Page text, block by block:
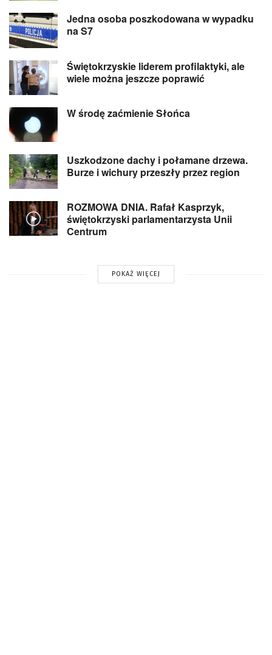
Jedna osoba poszkodowana w wypadku
na S7
Świętokrzyskie liderem profilaktyki, ale
wiele można jeszcze poprawić
W środę zaćmienie Słońca
Uszkodzone dachy i połamane drzewa.
Burze i wichury przeszły przez region
ROZMOWA DNIA. Rafał Kasprzyk,
świętokrzyski parlamentarzysta Unii
Centrum
POKAŻ WIĘCEJ